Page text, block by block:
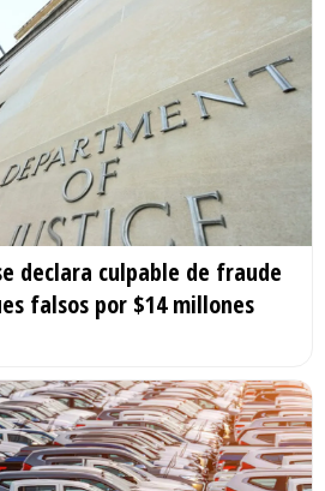
declara culpable de fraude
falsos por $14 millones